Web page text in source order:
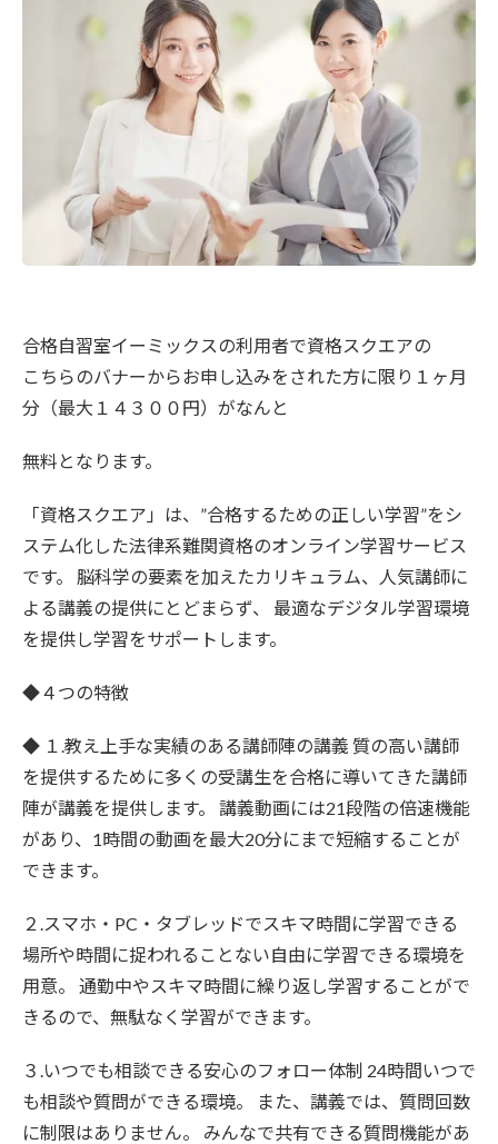
合格自習室イーミックスの利用者で資格スクエアの
こちらのバナーからお申し込みをされた方に限り１ヶ月
分（最大１４３００円）がなんと
無料となります。
「資格スクエア」は、”合格するための正しい学習”をシ
ステム化した法律系難関資格のオンライン学習サービス
です。 脳科学の要素を加えたカリキュラム、人気講師に
よる講義の提供にとどまらず、 最適なデジタル学習環境
を提供し学習をサポートします。
◆４つの特徴
◆ １.教え上手な実績のある講師陣の講義 質の高い講師
を提供するために多くの受講生を合格に導いてきた講師
陣が講義を提供します。 講義動画には21段階の倍速機能
があり、1時間の動画を最大20分にまで短縮することが
できます。
２.スマホ・PC・タブレッドでスキマ時間に学習できる
場所や時間に捉われることない自由に学習できる環境を
用意。 通勤中やスキマ時間に繰り返し学習することがで
きるので、無駄なく学習ができます。
３.いつでも相談できる安心のフォロー体制 24時間いつで
も相談や質問ができる環境。 また、講義では、質問回数
に制限はありません。 みんなで共有できる質問機能があ